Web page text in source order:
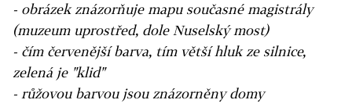
- obrázek znázorňuje mapu současné magistrály
(muzeum uprostřed, dole Nuselský most)
- čím červenější barva, tím větší hluk ze silnice,
zelená je "klid"
- růžovou barvou jsou znázorněny domy